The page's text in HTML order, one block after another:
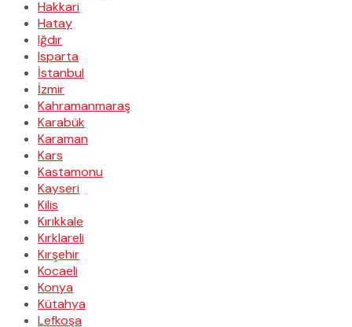
Hakkari
Hatay
Iğdır
Isparta
İstanbul
İzmir
Kahramanmaraş
Karabük
Karaman
Kars
Kastamonu
Kayseri
Kilis
Kırıkkale
Kırklareli
Kırşehir
Kocaeli
Konya
Kütahya
Lefkoşa